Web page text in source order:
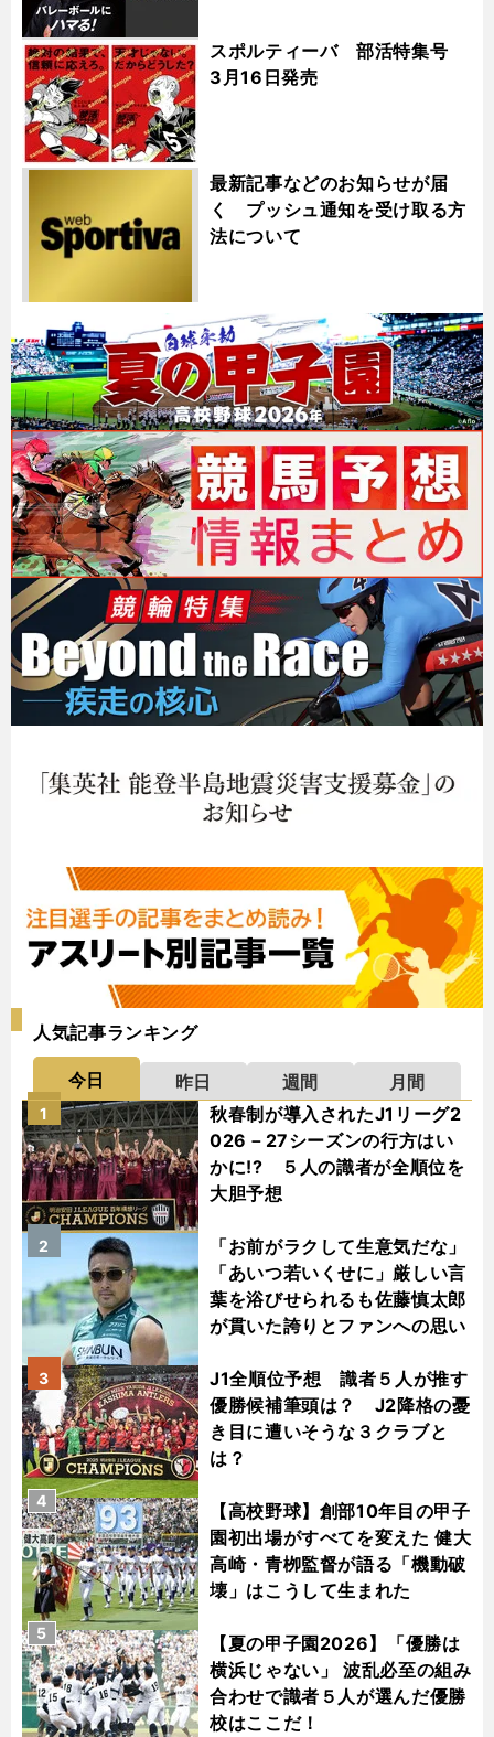
スポルティーバ 部活特集号
3月16日発売
最新記事などのお知らせが届
く プッシュ通知を受け取る方
法について
人気記事ランキング
今日 昨日 週間
月間
秋春制が導入されたJ1リーグ2
026－27シーズンの行方はい
かに!? ５人の識者が全順位を
大胆予想
1
「お前がラクして生意気だな」
「あいつ若いくせに」厳しい言
葉を浴びせられるも佐藤慎太郎
が貫いた誇りとファンへの思い
2
J1全順位予想 識者５人が推す
優勝候補筆頭は？ J2降格の憂
き目に遭いそうな３クラブと
は？
3
【高校野球】創部10年目の甲子
園初出場がすべてを変えた 健大
高崎・青栁監督が語る「機動破
壊」はこうして生まれた
4
【夏の甲子園2026】「優勝は
横浜じゃない」 波乱必至の組み
合わせで識者５人が選んだ優勝
校はここだ！
5